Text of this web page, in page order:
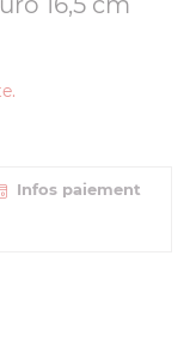
Infos paiement